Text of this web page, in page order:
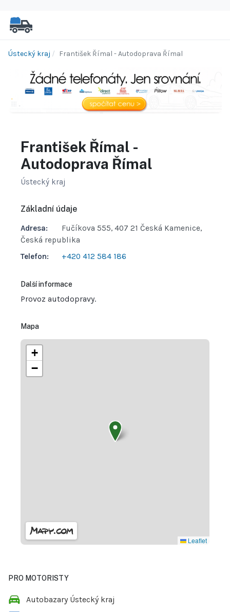
Ústecký kraj František Římal - Autodoprava Římal
František Římal -
Autodoprava Římal
Ústecký kraj
Základní údaje
Adresa:
Fučíkova 555, 407 21 Česká Kamenice,
Česká republika
Telefon:
+420 412 584 186
Další informace
Provoz autodopravy.
Mapa
+
−
Leaflet
PRO MOTORISTY
Autobazary Ústecký kraj